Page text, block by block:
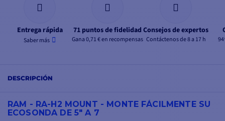
Entrega rápida
Saber más
71 puntos de fidelidad
Gana 0,71 € en recompensas
Consejos de expertos
Contáctenos de 8 a 17 h
DESCRIPCIÓN
RAM - RA-H2 MOUNT - MONTE FÁCILMENTE SU
ECOSONDA DE 5" A 7